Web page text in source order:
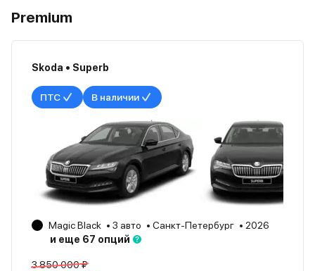
Premium
Skoda • Superb
ПТС В наличии
Magic Black 3 авто Санкт-Петербург
2026
и еще 67 опций
3 850 000 ₽